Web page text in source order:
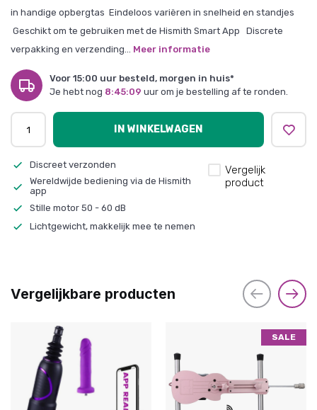
in handige opbergtas Eindeloos variëren in snelheid en standjes
Geschikt om te gebruiken met de Hismith Smart App Discrete
verpakking en verzending... Meer informatie
Voor 15:00 uur besteld, morgen in huis*
Je hebt nog 8:45:09 uur om je bestelling af te ronden.
IN WINKELWAGEN
Discreet verzonden
Wereldwijde bediening via de Hismith
app
Stille motor 50 - 60 dB
Lichtgewicht, makkelijk mee te nemen
Vergelijk
product
Vergelijkbare producten
SALE